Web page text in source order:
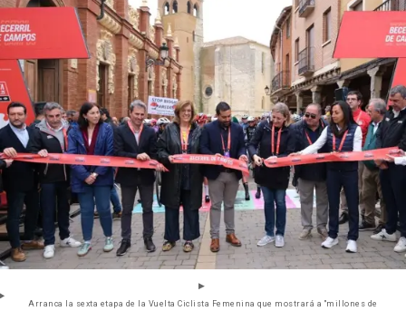
Arranca la sexta etapa de la Vuelta Ciclista Femenina que mostrará a "millones de